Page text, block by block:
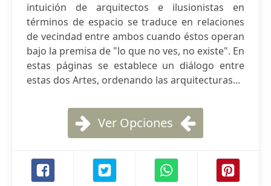
intuición de arquitectos e ilusionistas en
términos de espacio se traduce en relaciones
de vecindad entre ambos cuando éstos operan
bajo la premisa de "lo que no ves, no existe". En
estas páginas se establece un diálogo entre
estas dos Artes, ordenando las arquitecturas...
Ver Opciones